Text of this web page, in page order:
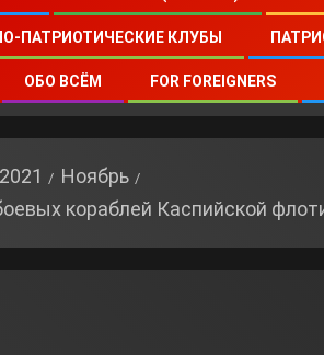
ПАТРИОТИЧЕСКИЕ КЛУБЫ
ОБО ВСЁМ FOR FOREIGNERS
2021
Ноябрь
кораблей Каспийской